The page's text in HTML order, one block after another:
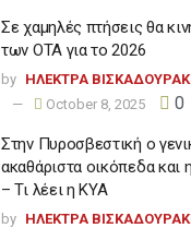
Σε χαμηλές πτήσεις θα
των ΟΤΑ για το 2026
by ΗΛΕΚΤΡΑ
October 8, 2025
0
Στην Πυροσβεστική ο
ακαθάριστα οικόπεδα και
– Τι λέει η ΚΥΑ
by ΗΛΕΚΤΡΑ